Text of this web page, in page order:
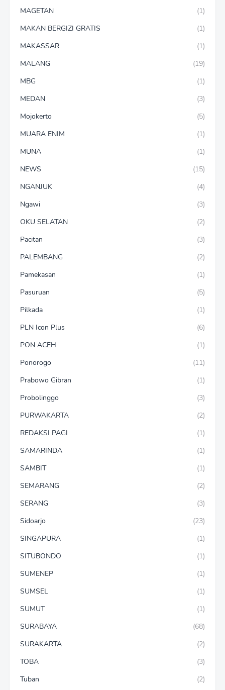
MAGETAN
(1)
MAKAN BERGIZI GRATIS
(1)
MAKASSAR
(1)
MALANG
(19)
MBG
(1)
MEDAN
(3)
Mojokerto
(5)
MUARA ENIM
(1)
MUNA
(1)
NEWS
(15)
NGANJUK
(4)
Ngawi
(3)
OKU SELATAN
(2)
Pacitan
(3)
PALEMBANG
(2)
Pamekasan
(1)
Pasuruan
(5)
Pilkada
(1)
PLN Icon Plus
(6)
PON ACEH
(1)
Ponorogo
(11)
Prabowo Gibran
(1)
Probolinggo
(3)
PURWAKARTA
(2)
REDAKSI PAGI
(1)
SAMARINDA
(1)
SAMBIT
(1)
SEMARANG
(2)
SERANG
(3)
Sidoarjo
(23)
SINGAPURA
(1)
SITUBONDO
(1)
SUMENEP
(1)
SUMSEL
(1)
SUMUT
(1)
SURABAYA
(68)
SURAKARTA
(2)
TOBA
(3)
Tuban
(2)